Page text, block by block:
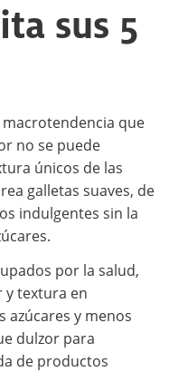
sus 5
macrotendencia que
no se puede
únicos de las
galletas suaves, de
indulgentes sin la
por la salud,
y textura en
azúcares y menos
dulzor para
de productos